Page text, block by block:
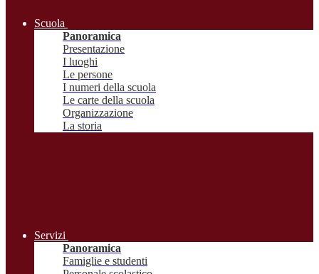
Scuola
Panoramica
Presentazione
I luoghi
Le persone
I numeri della scuola
Le carte della scuola
Organizzazione
La storia
Servizi
Panoramica
Famiglie e studenti